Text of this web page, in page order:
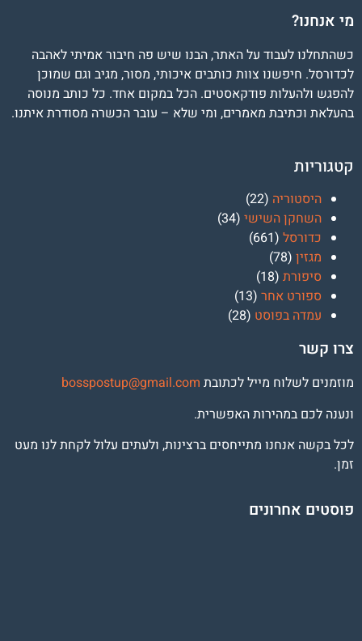
מי אנחנו?
כשהתחלנו לעבוד על האתר, הבנו שיש פה חיבור אמיתי לאהבה
לכדורסל. חיפשנו צוות כותבים איכותי, מסור, מגיב וגם שמוכן
להפגש ולהעלות פודקאסטים. הכל במקום אחד. כל כותב מנוסה
בהעלאת וכתיבת מאמרים, ומי שלא – עובר הכשרה מסודרת איתנו.
קטגוריות
היסטוריה (22)
השחקן השישי (34)
כדורסל (661)
מגזין (78)
סיפורת (18)
ספורט אחר (13)
עמדה בפוסט (28)
צרו קשר
מוזמנים לשלוח מייל לכתובת bosspostup@gmail.com
ונענה לכם במהירות האפשרית.
לכל בקשה אנחנו מתייחסים ברצינות, ולעתים עלול לקחת לנו מעט
זמן.
פוסטים אחרונים